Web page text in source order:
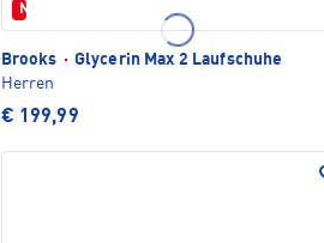
Neu
Brooks · Glycerin Max 2 Laufschuhe
Herren
€ 199,99